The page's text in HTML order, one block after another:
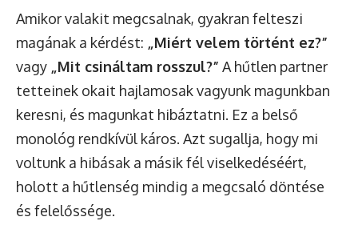
Amikor valakit megcsalnak, gyakran felteszi
magának a kérdést: „Miért velem történt ez?”
vagy „Mit csináltam rosszul?” A hűtlen partner
tetteinek okait hajlamosak vagyunk magunkban
keresni, és magunkat hibáztatni. Ez a belső
monológ rendkívül káros. Azt sugallja, hogy mi
voltunk a hibásak a másik fél viselkedéséért,
holott a hűtlenség mindig a megcsaló döntése
és felelőssége.